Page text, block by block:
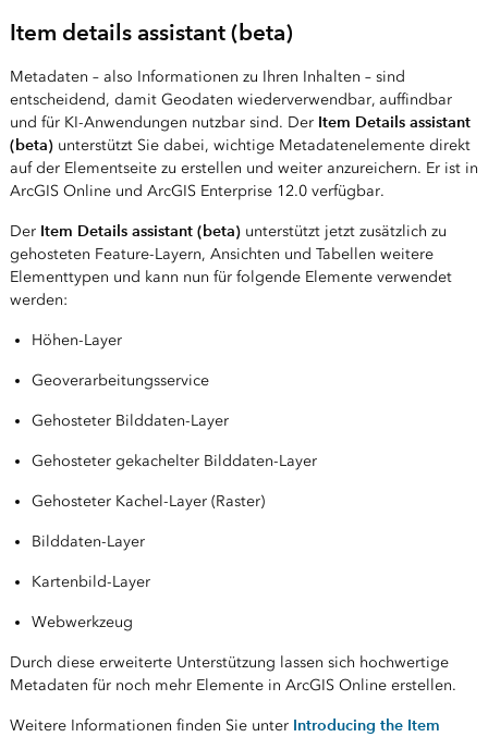
Item details assistant (beta)
Metadaten – also Informationen zu Ihren Inhalten – sind
entscheidend, damit Geodaten wiederverwendbar, auffindbar
und für KI-Anwendungen nutzbar sind. Der Item Details assistant
(beta)unterstützt Sie dabei, wichtige Metadatenelemente direkt
auf der Elementseite zu erstellen und weiter anzureichern. Er ist in
ArcGIS Online und ArcGIS Enterprise 12.0 verfügbar.
Der Item Details assistant (beta)unterstützt jetzt zusätzlich zu
gehosteten Feature-Layern, Ansichten und Tabellen weitere
Elementtypen und kann nun für folgende Elemente verwendet
werden:
Höhen-Layer
Geoverarbeitungsservice
Gehosteter Bilddaten-Layer
Gehosteter gekachelter Bilddaten-Layer
Gehosteter Kachel-Layer (Raster)
Bilddaten-Layer
Kartenbild-Layer
Webwerkzeug
Durch diese erweiterte Unterstützung lassen sich hochwertige
Metadaten für noch mehr Elemente in ArcGIS Online erstellen.
Weitere Informationen finden Sie unter Introducing the Item